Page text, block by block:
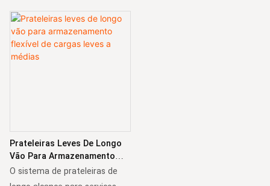
Prateleiras Leves De Longo
Vão Para Armazenamento
Flexível De Cargas Leves A
Médias
O sistema de prateleiras de